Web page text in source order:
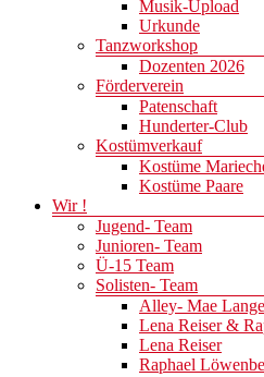
Musik-Upload
Urkunde
Tanzworkshop
Dozenten 2026
Förderverein
Patenschaft
Hunderter-Club
Kostümverkauf
Kostüme
Kostüme Paare
Wir !
Jugend- Team
Junioren- Team
Ü-15 Team
Solisten- Team
Alley- Mae
Lena Reiser &
Lena Reiser
Raphael